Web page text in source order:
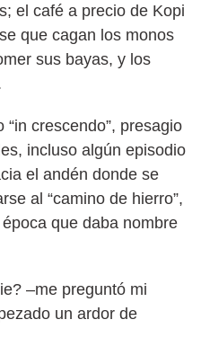
el café a precio de Kopi
que cagan los monos
sus bayas, y los
crescendo”, presagio
incluso algún episodio
el andén donde se
al “camino de hierro”,
que daba nombre
–me preguntó mi
un ardor de